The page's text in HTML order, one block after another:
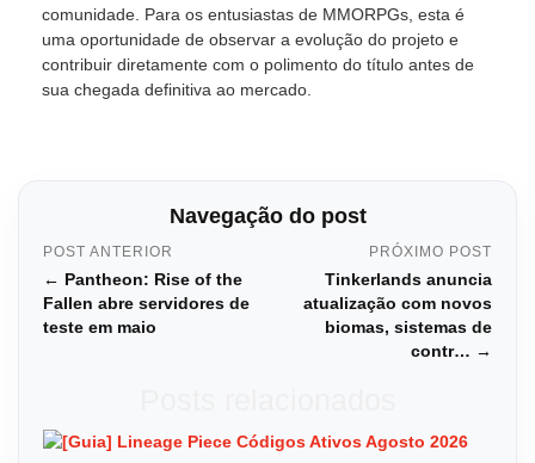
comunidade. Para os entusiastas de MMORPGs, esta é
uma oportunidade de observar a evolução do projeto e
contribuir diretamente com o polimento do título antes de
sua chegada definitiva ao mercado.
Navegação do post
POST ANTERIOR
← Pantheon: Rise of the
Fallen abre servidores de
teste em maio
PRÓXIMO POST
Tinkerlands anuncia
atualização com novos
biomas, sistemas de
contr… →